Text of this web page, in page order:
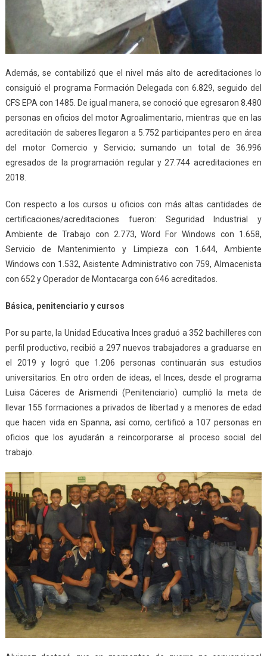
Además, se contabilizó que el nivel más alto de acreditaciones lo
consiguió el programa Formación Delegada con 6.829, seguido del
CFS EPA con 1485. De igual manera, se conoció que egresaron 8.480
personas en oficios del motor Agroalimentario, mientras que en las
acreditación de saberes llegaron a 5.752 participantes pero en área
del motor Comercio y Servicio; sumando un total de 36.996
egresados de la programación regular y 27.744 acreditaciones en
2018.
Con respecto a los cursos u oficios con más altas cantidades de
certificaciones/acreditaciones fueron: Seguridad Industrial y
Ambiente de Trabajo con 2.773, Word For Windows con 1.658,
Servicio de Mantenimiento y Limpieza con 1.644, Ambiente
Windows con 1.532, Asistente Administrativo con 759, Almacenista
con 652 y Operador de Montacarga con 646 acreditados.
Básica, penitenciario y cursos
Por su parte, la Unidad Educativa Inces graduó a 352 bachilleres con
perfil productivo, recibió a 297 nuevos trabajadores a graduarse en
el 2019 y logró que 1.206 personas continuarán sus estudios
universitarios. En otro orden de ideas, el Inces, desde el programa
Luisa Cáceres de Arismendi (Penitenciario) cumplió la meta de
llevar 155 formaciones a privados de libertad y a menores de edad
que hacen vida en Spanna, así como, certificó a 107 personas en
oficios que los ayudarán a reincorporarse al proceso social del
trabajo.